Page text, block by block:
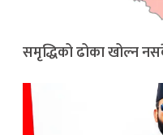
समृद्धिको ढोका खोल्न